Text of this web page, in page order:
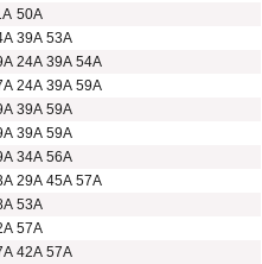
50A
39A 53A
24A 39A 54A
24A 39A 59A
39A 59A
39A 59A
34A 56A
29A 45A 57A
53A
57A
42A 57A